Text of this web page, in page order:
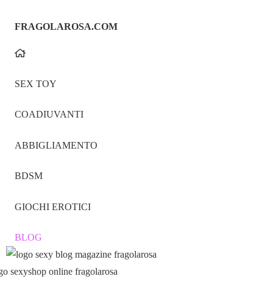
FRAGOLAROSA.COM
SEX TOY
COADIUVANTI
ABBIGLIAMENTO
BDSM
GIOCHI EROTICI
BLOG